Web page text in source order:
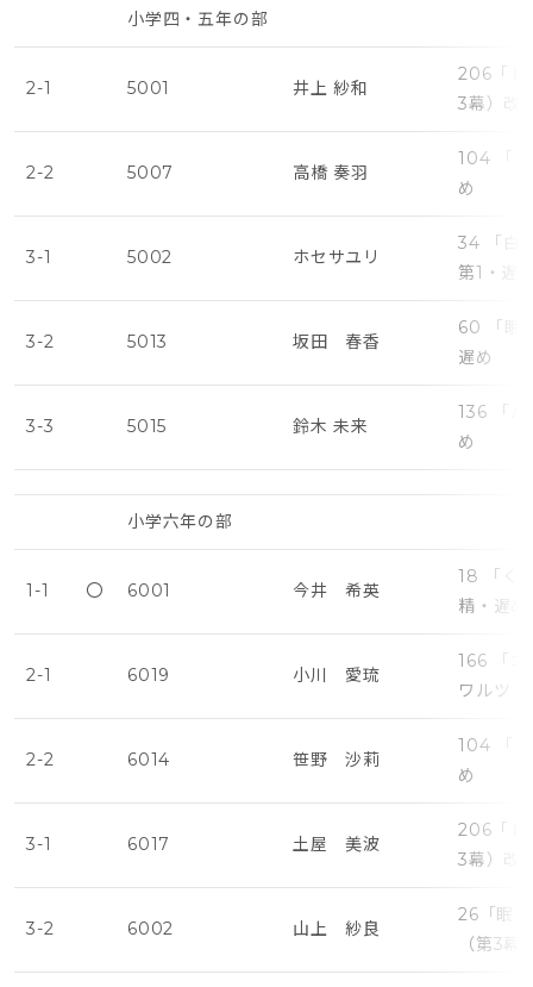
小学四・五年の部
2-1 5001 井上 紗和
206「ド
3幕）改
2-2 5007 高橋 奏羽
104 「
め
3-1 5002 ホセサユリ
34 「白
第1・遅
3-2 5013 坂田 春香
60 「眠
遅め
3-3 5015 鈴木 未来
136 「パ
め
小学六年の部
1-1 〇 6001 今井 希英
18 「く
精・遅め
2-1 6019 小川 愛琉
166 「コ
ワルツ
2-2 6014 笹野 沙莉
104 「
め
3-1 6017 土屋 美波
206「ド
3幕）改
3-2 6002 山上 紗良
26「眠
（第3幕